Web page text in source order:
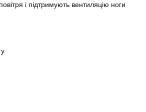
і підтримують вентиляцію ноги